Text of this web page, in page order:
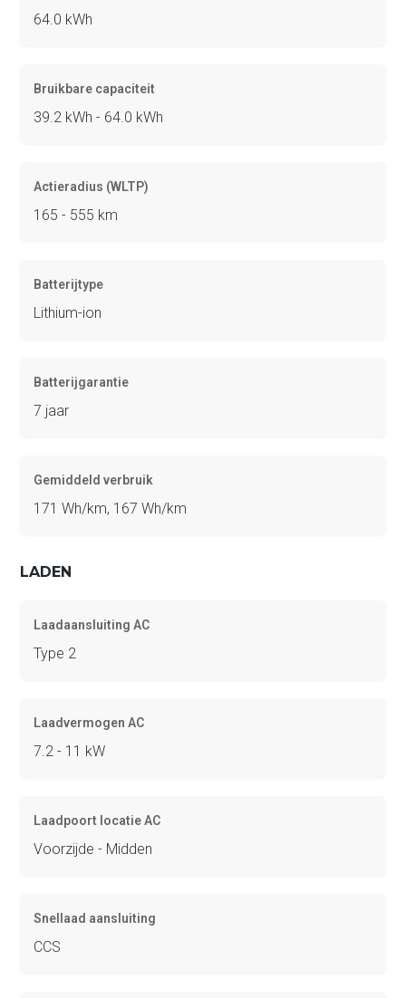
64.0 kWh
Bruikbare capaciteit
39.2 kWh - 64.0 kWh
Actieradius (WLTP)
165 - 555 km
Batterijtype
Lithium-ion
Batterijgarantie
7 jaar
Gemiddeld verbruik
171 Wh/km, 167 Wh/km
LADEN
Laadaansluiting AC
Type 2
Laadvermogen AC
7.2 - 11 kW
Laadpoort locatie AC
Voorzijde - Midden
Snellaad aansluiting
CCS